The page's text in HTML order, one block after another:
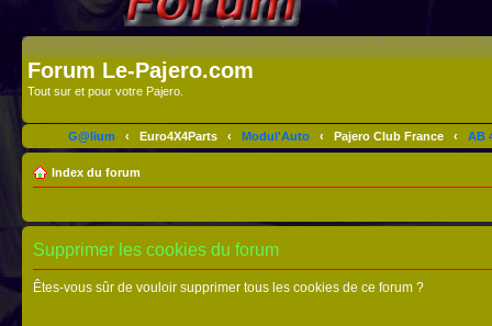
Forum Le-Pajero.com
Tout sur et pour votre Pajero.
G@lium ‹ Euro4X4Parts ‹ Modul'Auto ‹ Pajero Club France ‹ AB
Index du forum
Supprimer les cookies du forum
Êtes-vous sûr de vouloir supprimer tous les cookies de ce forum ?